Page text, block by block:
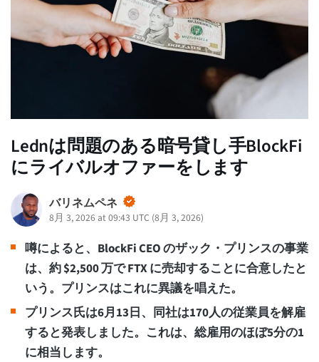
Lednは問題のある暗号貸し手BlockFi
にライバルオファーをします
バリネムペネ
8月 3, 2026 at 09:43 UTC (8月 3, 2026)
噂によると、BlockFi CEO のザック・プリンスの事業
は、約 $2,500 万で FTX に売却することに合意したと
いう。プリンスはこれに異議を唱えた。
プリンス氏は6月13日、同社は170人の従業員を解雇
すると発表しました。これは、総雇用のほぼ5分の1
に相当します。